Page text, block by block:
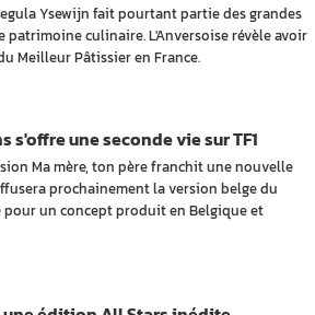
Ysewijn fait pourtant partie des grandes
patrimoine culinaire. L'Anversoise révèle avoir
Meilleur Pâtissier en France.
Ma mère, ton père franchit une nouvelle
prochainement la version belge du
un concept produit en Belgique et
s'offre une seconde vie sur TF1